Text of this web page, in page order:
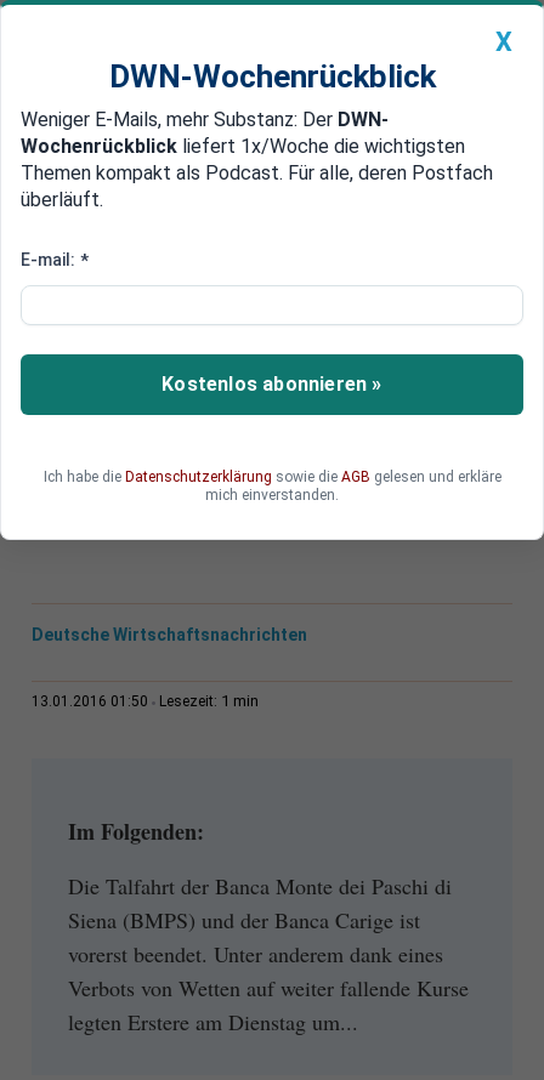
Newsticker MEIN DWN: Geldanlage Premium
Edelmetalle DWN-Magazin China
Akute Crash-Gefahr
Banken-Krach: Italiens Aufsicht
verhindert Absturz von Monte
dei Paschi
Die italienischen Bank-Aktien werden aktiv von
Wetten gegen fallende Kurse verboten, nachdem
die Aktienkurse von Traditionsbanken wegen
Deutsche Wirtschaftsnachrichten
13.01.2016 01:50 Lesezeit: 1 min
Im Folgenden:
Die Talfahrt der Banca Monte dei Paschi di
Siena (BMPS) und der Banca Carige ist
vorerst beendet. Unter anderem dank eines
Verbots von Wetten auf weiter fallende Kurse
legten Erstere am Dienstag um...
X
DWN-Wochenrückblick
Weniger E-Mails, mehr Substanz: Der DWN-
Wochenrückblick liefert 1x/Woche die wichtigsten
Themen kompakt als Podcast. Für alle, deren Postfach
überläuft.
E-mail: *
Kostenlos abonnieren »
Ich habe die Datenschutzerklärung sowie die AGB gelesen und erkläre
mich einverstanden.